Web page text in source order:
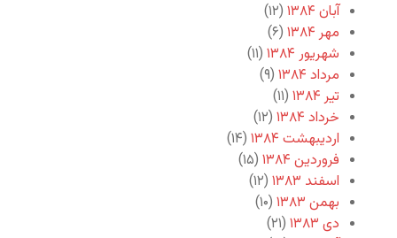
آبان ۱۳۸۴
(۱۲)
مهر ۱۳۸۴
(۶)
شهریور ۱۳۸۴
(۱۱)
مرداد ۱۳۸۴
(۹)
تیر ۱۳۸۴
(۱۱)
خرداد ۱۳۸۴
(۱۲)
اردیبهشت ۱۳۸۴
(۱۴)
فروردین ۱۳۸۴
(۱۵)
اسفند ۱۳۸۳
(۱۲)
بهمن ۱۳۸۳
(۱۰)
دی ۱۳۸۳
(۲۱)